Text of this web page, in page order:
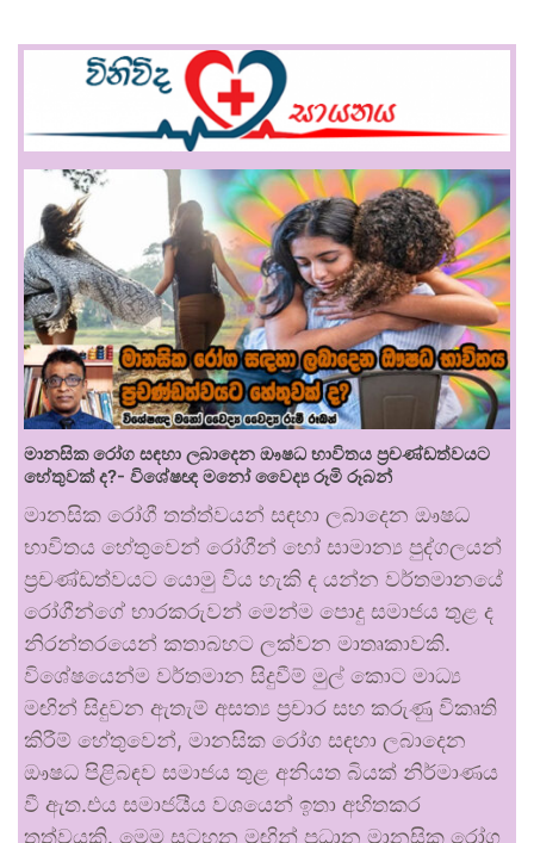
මානසික රෝග සඳහා ලබාදෙන ඖෂධ භාවිතය ප්‍රචණ්ඩත්වයට
හේතුවක් ද?- විශේෂඥ මනෝ වෛද්‍ය රූමි රූබන්
මානසික රෝගී තත්ත්වයන් සඳහා ලබාදෙන ඖෂධ
භාවිතය හේතුවෙන් රෝගීන් හෝ සාමාන්‍ය පුද්ගලයන්
ප්‍රචණ්ඩත්වයට යොමු විය හැකි ද යන්න වර්තමානයේ
රෝගීන්ගේ භාරකරුවන් මෙන්ම පොදු සමාජය තුළ ද
නිරන්තරයෙන් කතාබහට ලක්වන මාතෘකාවකි.
විශේෂයෙන්ම වර්තමාන සිදුවීම් මුල් කොට මාධ්‍ය
මඟින් සිදුවන ඇතැම් අසත්‍ය ප්‍රචාර සහ කරුණු විකෘති
කිරීම් හේතුවෙන්, මානසික රෝග සඳහා ලබාදෙන
ඖෂධ පිළිබඳව සමාජය තුළ අනියත බියක් නිර්මාණය
වී ඇත.එය සමාජයීය වශයෙන් ඉතා අහිතකර
තත්වයකි. මෙම සටහන මඟින් ප්‍රධාන මානසික රෝග